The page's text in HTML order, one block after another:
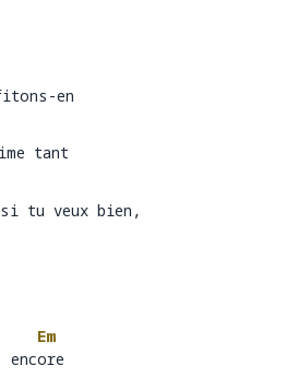
en
tant
si tu veux
tu veux bien,
Em
ore
encore